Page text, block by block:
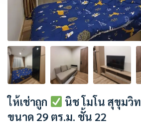
ให้เช่าถูก
นิช โมโน สุขุมวิ
ขนาด 29 ตร.ม. ชั้น 22